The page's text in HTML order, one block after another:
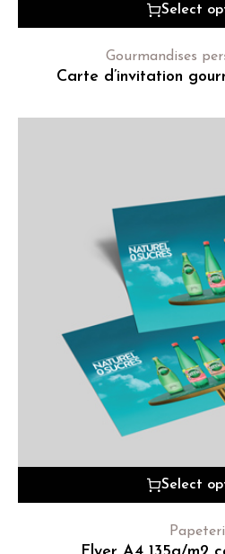
Select
Gourmandises
Carte d’invitation
Select